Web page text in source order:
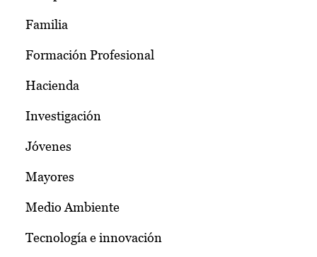
Familia
Formación Profesional
Hacienda
Investigación
Jóvenes
Mayores
Medio Ambiente
Tecnología e innovación